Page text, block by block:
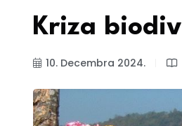
Kriza
10. Decembra 2024.